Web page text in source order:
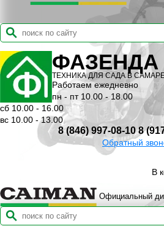
ФАЗЕНДА
ТЕХНИКА ДЛЯ САДА В
Работаем ежедневно
пн - пт 10.00 - 18.00
сб 10.00 - 16.00
вс 10.00 - 13.00
8 (846) 997-08-10 8
Обратный
В
Официальный